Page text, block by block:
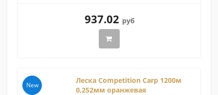
937.02 руб
New
Леска Competition Carp 1200м
0,252мм оранжевая